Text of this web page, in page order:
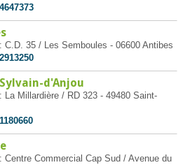
35 / Les Semboules - 06600 Antibes
d'Anjou
Millardière / RD 323 - 49480 Saint-
Commercial Cap Sud / Avenue du